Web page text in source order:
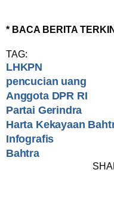
* BACA BERITA
TAG:
LHKPN
pencucian uang
Anggota DPR RI
Partai Gerindra
Harta Kekayaan
Infografis
Bahtra